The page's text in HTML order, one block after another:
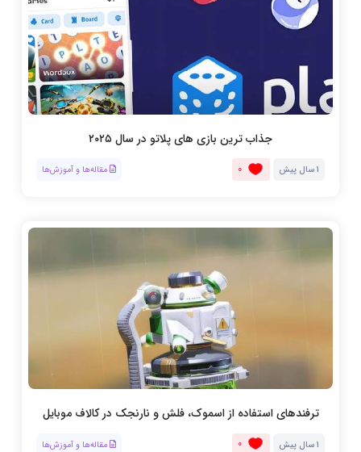
جذاب ترین بازی های پلاتو در سال ۲۰۲۵
1 سال پیش 0 مقاله‌ها و آموزش‌ها
ترفندهای استفاده از اسموک، فلش و نارنجک در کالاف موبایل
1 سال پیش 0 مقاله‌ها و آموزش‌ها